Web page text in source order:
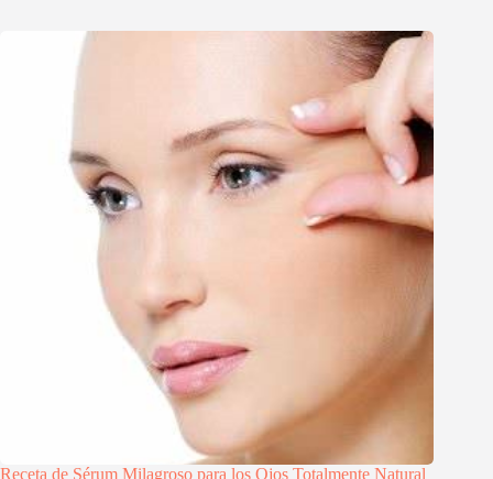
Receta de Sérum Milagroso para los Ojos Totalmente Natural